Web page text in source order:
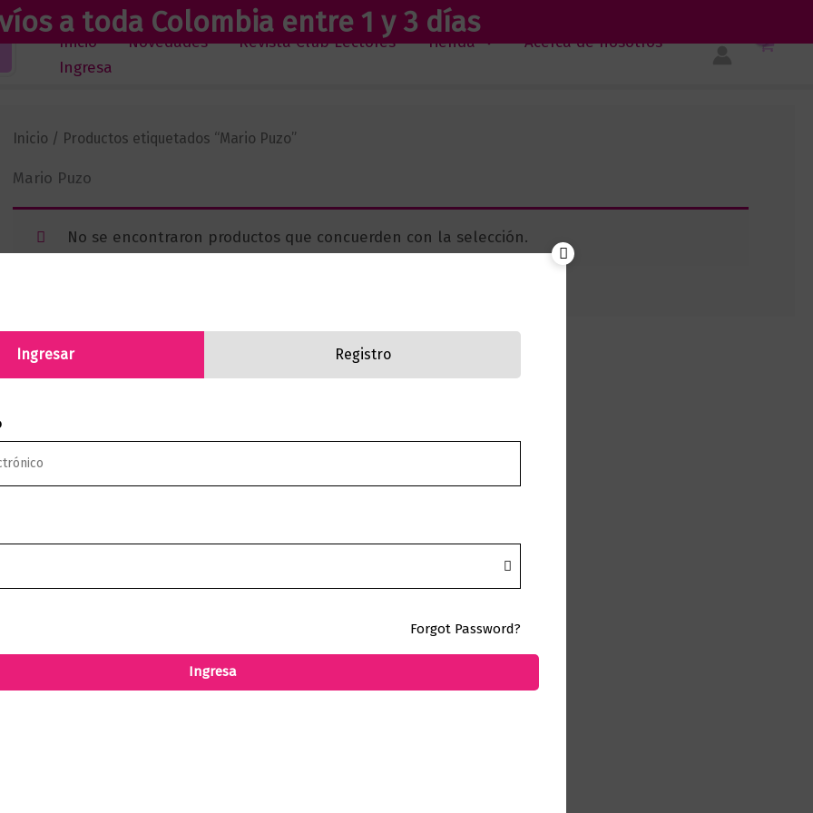
a toda Colombia entre 1 y 3 días
Inicio Novedades Revista Club Lectores Tienda
Acerca de nosotros
Ingresa
Inicio / Productos etiquetados “Mario Puzo”
Mario Puzo
No se encontraron productos que concuerden con la selección.
Ingresar Registro
Forgot Password?
Ingresa